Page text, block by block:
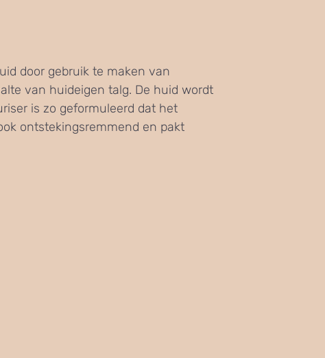
door gebruik te maken van
van huideigen talg. De huid wordt
is zo geformuleerd dat het
ontstekingsremmend en pakt